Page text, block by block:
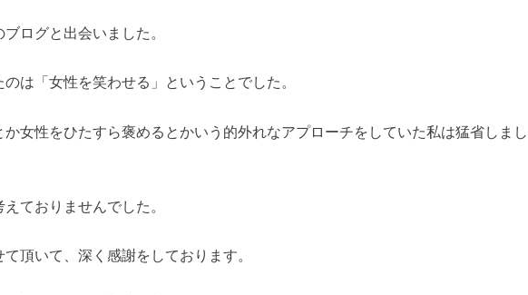
ログと出会いました。
は「女性を笑わせる」ということでした。
女性をひたすら褒めるとかいう的外れなアプローチをしていた私は猛省しまし
ておりませんでした。
頂いて、深く感謝をしております。